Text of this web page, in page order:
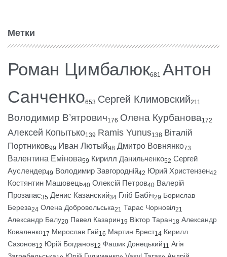
Метки
Роман Цимбалюк681 Антон
Санченко653 Сергей Климовский211
Володимир В’ятрович176 Олена Курбанова172
Алексей Копытько139 Ramis Yunus138 Віталій
Портников99 Иван Лютый98 Дмитро Вовнянко73
Валентина Емінова59 Кирилл Данильченко52 Сергей
Ауслендер49 Володимир Завгородній42 Юрий Христензен42
Костянтин Машовець40 Олексій Петров40 Валерій
Прозапас35 Денис Казанский34 Гліб Бабіч29 Борислав
Береза24 Олена Добровольська21 Тарас Чорновіл21
Александр Балу20 Павел Казарин19 Віктор Таран18 Александр
Коваленко17 Мирослав Гай16 Мартин Брест14 Кирилл
Сазонов12 Юрій Богданов12 Фашик Донецький11 Агія